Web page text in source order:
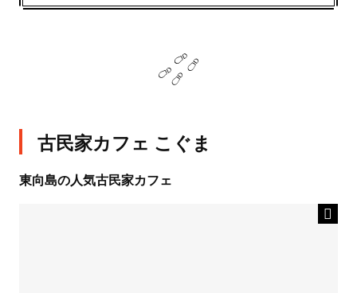
古民家カフェ こぐま
東向島の人気古民家カフェ